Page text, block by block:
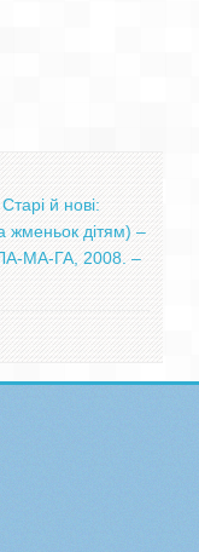
й нові:
жменьок дітям) –
МА-ГА, 2008. –